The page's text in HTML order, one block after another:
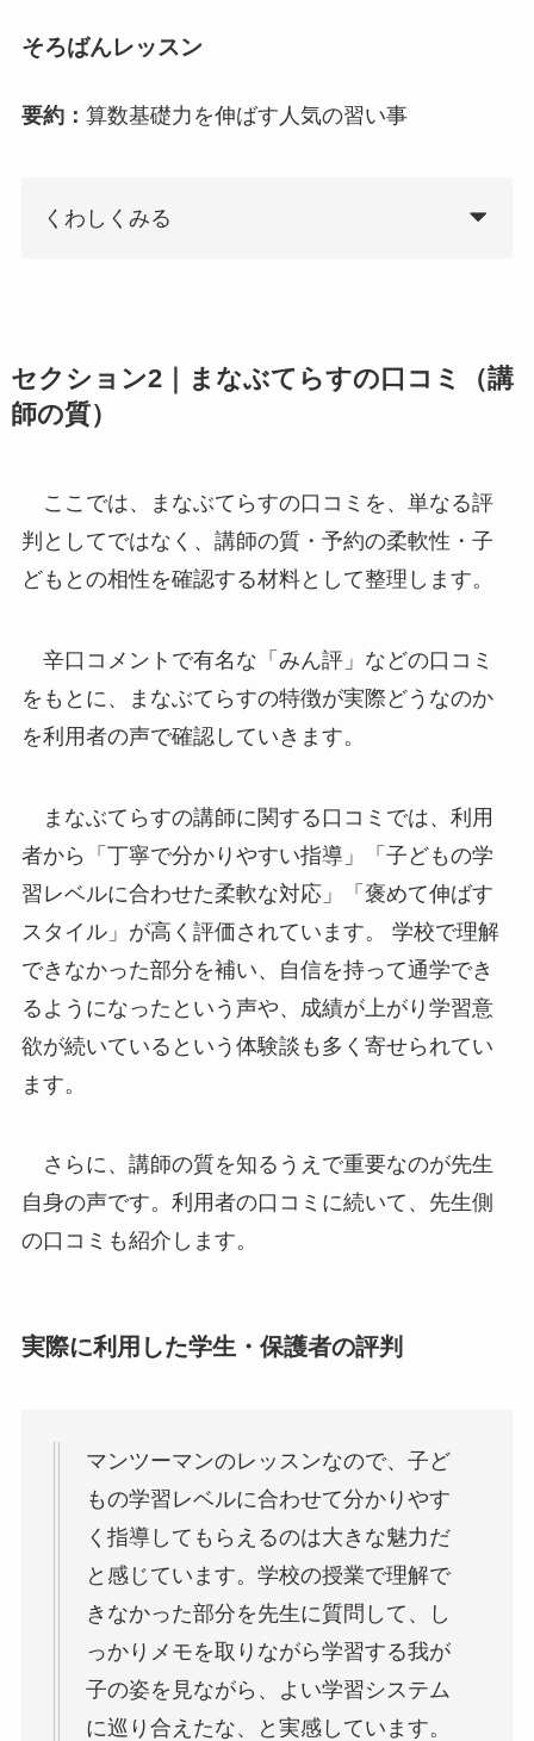
そろばんレッスン
要約： 算数基礎力を伸ばす人気の習い事
くわしくみる
セクション2｜まなぶてらすの口コミ（講
師の質）
ここでは、まなぶてらすの口コミを、単なる評
判としてではなく、講師の質・予約の柔軟性・子
どもとの相性を確認する材料として整理します。
辛口コメントで有名な「みん評」などの口コミ
をもとに、まなぶてらすの特徴が実際どうなのか
を利用者の声で確認していきます。
まなぶてらすの講師に関する口コミでは、利用
者から「丁寧で分かりやすい指導」「子どもの学
習レベルに合わせた柔軟な対応」「褒めて伸ばす
スタイル」が高く評価されています。 学校で理解
できなかった部分を補い、自信を持って通学でき
るようになったという声や、成績が上がり学習意
欲が続いているという体験談も多く寄せられてい
ます。
さらに、講師の質を知るうえで重要なのが先生
自身の声です。利用者の口コミに続いて、先生側
の口コミも紹介します。
実際に利用した学生・保護者の評判
マンツーマンのレッスンなので、子ど
もの学習レベルに合わせて分かりやす
く指導してもらえるのは大きな魅力だ
と感じています。学校の授業で理解で
きなかった部分を先生に質問して、し
っかりメモを取りながら学習する我が
子の姿を見ながら、よい学習システム
に巡り合えたな、と実感しています。